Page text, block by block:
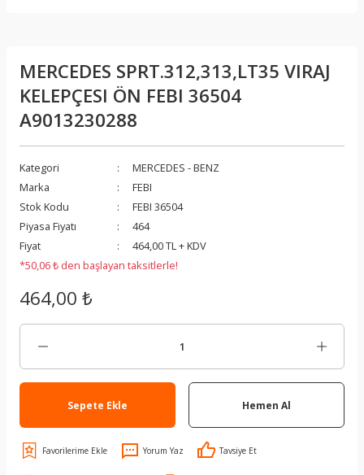
MERCEDES SPRT.312,313,LT35 VIRAJ
KELEPÇESI ÖN FEBI 36504
A9013230288
Kategori
MERCEDES - BENZ
Marka
FEBI
Stok Kodu
FEBI 36504
Piyasa Fiyatı
464
Fiyat
464,00 TL + KDV
*50,06 ₺ den başlayan taksitlerle!
464,00 ₺
Sepete Ekle Hemen Al
Yorum Yaz Tavsiye Et